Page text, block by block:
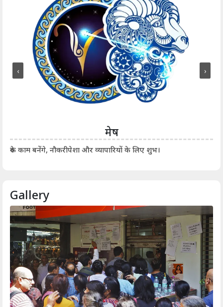
मेष
रुके काम बनेंगे, नौकरीपेशा और व्यापारियों के लिए शुभ।
‹ ›
Gallery